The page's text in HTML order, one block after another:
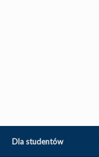
Dla studentów